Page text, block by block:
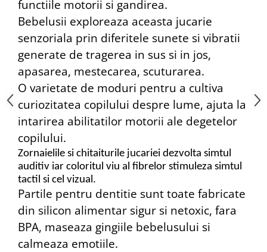
functiile motorii si gandirea.
Bebelusii exploreaza aceasta jucarie
senzoriala prin diferitele sunete si vibratii
generate de tragerea in sus si in jos,
apasarea, mestecarea, scuturarea.
O varietate de moduri pentru a cultiva
curiozitatea copilului despre lume, ajuta la
intarirea abilitatilor motorii ale degetelor
copilului.
Zornaielile si chitaiturile jucariei dezvolta simtul
auditiv iar coloritul viu al fibrelor stimuleza simtul
tactil si cel vizual.
Partile pentru dentitie sunt toate fabricate
din silicon alimentar sigur si netoxic, fara
BPA, maseaza gingiile bebelusului si
calmeaza emotiile.